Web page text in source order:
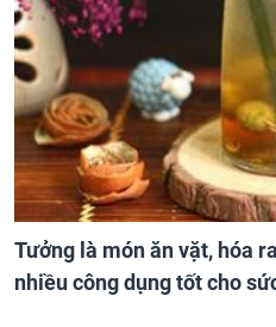
Tưởng là món ăn vặt, hóa
nhiều công dụng tốt cho